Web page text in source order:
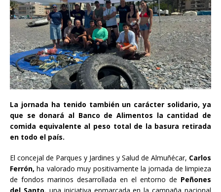
La jornada ha tenido también un carácter solidario, ya
que se donará al Banco de Alimentos la cantidad de
comida equivalente al peso total de la basura retirada
en todo el país.
El concejal de Parques y Jardines y Salud de Almuñécar, Carlos
Ferrón, ha valorado muy positivamente la jornada de limpieza
de fondos marinos desarrollada en el entorno de Peñones